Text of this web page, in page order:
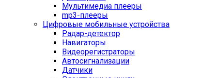
Мультимедиа плееры
mp3-плееры
Цифровые мобильные устройства
Радар-детектор
Навигаторы
Видеорегистраторы
Автосигнализации
Датчики